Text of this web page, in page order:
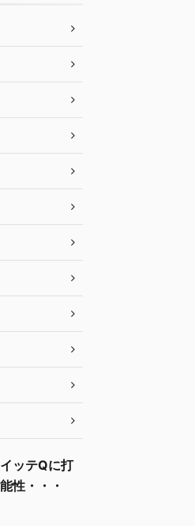
イッテQに打
性・・・